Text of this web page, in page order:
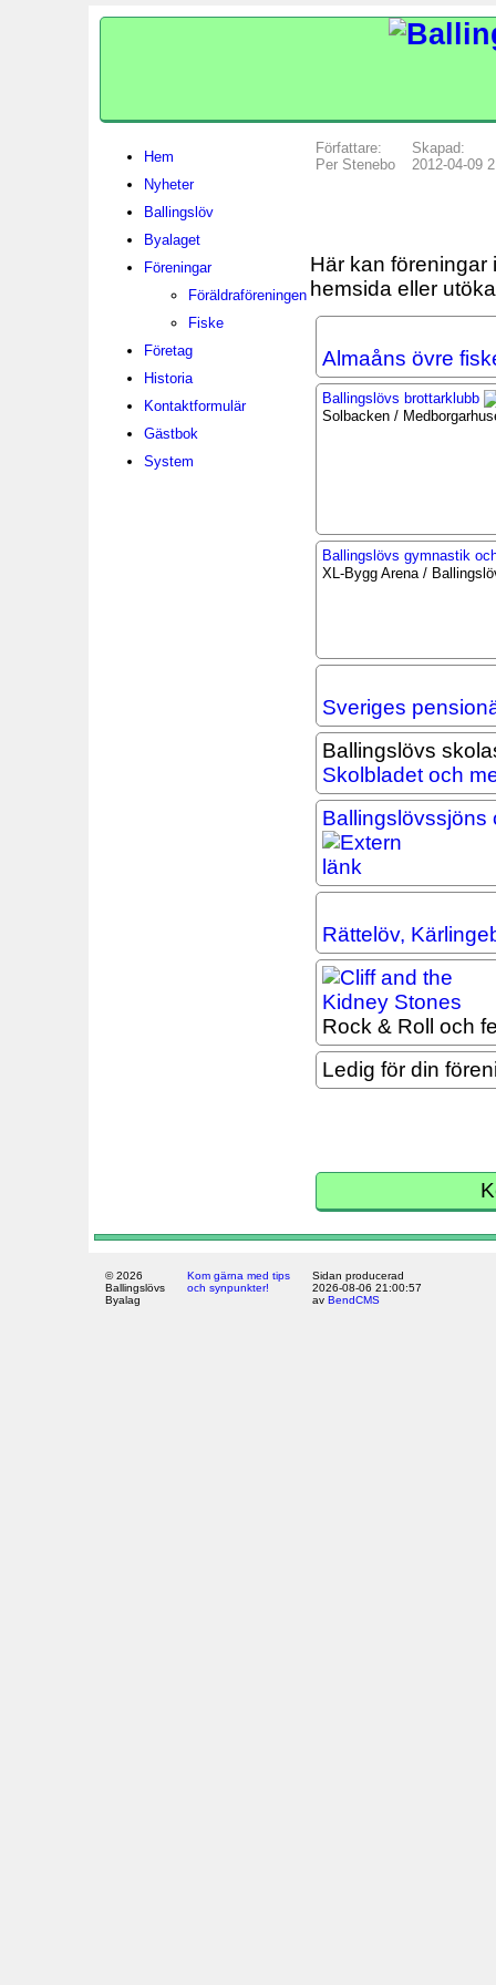
Hem
Nyheter
Ballingslöv
Byalaget
Föreningar
Föräldraföreningen
Fiske
Företag
Historia
Kontaktformulär
Gästbok
System
Författare:
Per Stenebo
Skapad:
2012-04-09
Här kan föreningar
hemsida eller
Almaåns övre
Ballingslövs brottarklubb
Solbacken /
Ballingslövs gymnastik
XL-Bygg Arena /
Sveriges
Ballingslövs
Skolbladet och
Ballingslövssjöns
Rättelöv,
Rock & Roll och
Ledig för din
© 2026
Ballingslövs
Byalag
Kom gärna med tips
och synpunkter!
Sidan producerad
2026-08-06 21:00:57
av BendCMS